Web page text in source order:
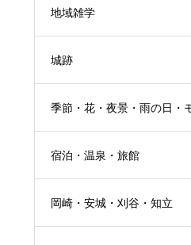
地域雑学
城跡
季節・花・夜景・雨の日・
宿泊・温泉・旅館
岡崎・安城・刈谷・知立